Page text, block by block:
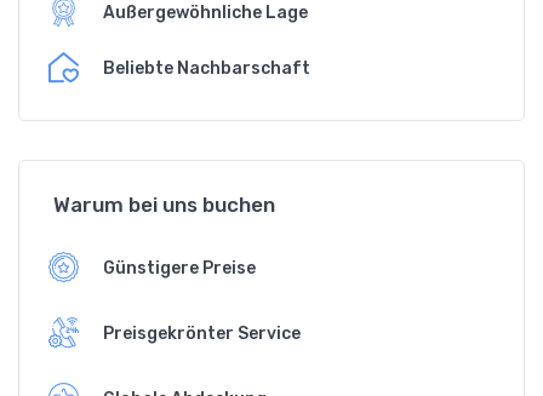
Außergewöhnliche Lage
Beliebte Nachbarschaft
Warum bei uns buchen
Günstigere Preise
Preisgekrönter Service